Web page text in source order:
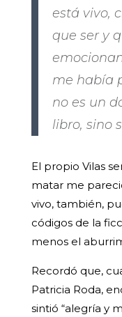
está vivo,
que ser y
me había
no es un
libro, sino
El propio Vilas
matar me
vivo, también,
códigos de la
menos el
Recordó que,
Patricia Roda,
sintió “alegría y